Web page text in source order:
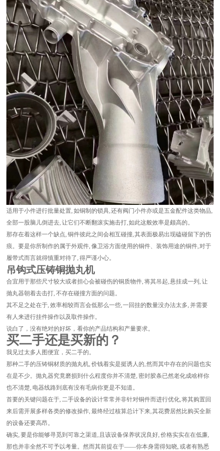
适用于小件进行批量处置, 如铜制的锁具, 还有阀门小件亦或是五金配件这类物品,
全部一股脑儿倒进去, 让它们不断翻滚实施击打, 如此这般效率是颇高的。
那存在着这样一个缺点, 铜件彼此之间会相互碰撞, 其表面极易出现磕碰留下的伤
痕。要是你所制作的属于外观件, 像卫浴方面使用的铜件、装饰用途的铜件, 对于
履带式而言就得慎重对待了, 得严谨小心。
吊钩式压铸铜抛丸机
合宜用于那些尺寸较大或者担心会被碰伤的铜质物件, 将其吊起, 悬挂成一列, 让
抛丸器朝着去击打, 不存在碰撞方面的问题。
其不足之处在于, 效率相较而言会低那么一些, 一回挂的数量没办法太多, 并需要
有人来进行挂件操作以及取件操作。
说白了，没有绝对的好坏，看你的产品结构和产量要求。
买二手还是买新的？
我见过太多人图便宜，买二手的。
那种二手的压铸铜材质的抛丸机, 价钱着实是挺诱人的, 然而其中存在的问题也实
在是不少。抛丸器究竟磨损到什么程度你并不清楚, 密封胶条已然老化成啥样你
也不清楚, 电器线路到底有没有毛病你更是不知道。
首要的关键问题在于, 二手设备的设计常常并非针对铜件而进行优化, 将其购置回
来后需开展多样各类的修改操作, 最终经过核算总计下来, 其花费居然比购买全新
的设备还要高昂。
确实, 要是你能够寻觅到可靠之渠道, 且该设备保养状况良好, 价格实实在在低廉,
那也并非全然不可予以考量。然而其前提在于——你本身需得知晓, 或者有熟悉